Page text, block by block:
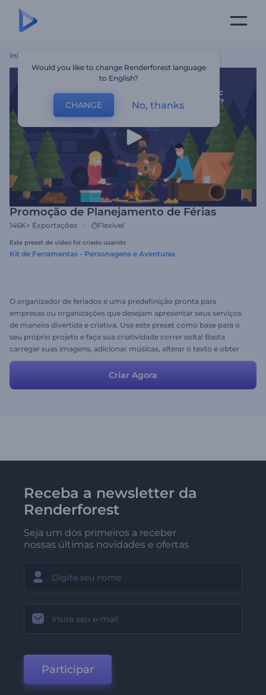
Início
Promoção de Planejamento de Férias
146K+ Exportações Flexível
Este preset de vídeo foi criado usando
Kit de Ferramentas - Personagens e Aventuras
O organizador de feriados é uma predefinição pronta para
empresas ou organizações que desejam apresentar seus serviços
de maneira divertida e criativa. Use este preset como base para o
seu próprio projeto e faça sua criatividade correr solta! Basta
carregar suas imagens, adicionar músicas, alterar o texto e obter
seus melhores projetos com o Renderforest.
Criar Agora
Receba a newsletter da
Renderforest
Seja um dos primeiros a receber
nossas últimas novidades e ofertas
Participar
Would you like to change Renderforest language
to English?
CHANGE No, thanks